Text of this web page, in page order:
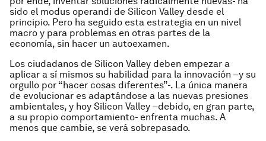
sido el modus operandi de Silicon Valley desde el
principio. Pero ha seguido esta estrategia en un nivel
macro y para problemas en otras partes de la
economía, sin hacer un autoexamen.
Los ciudadanos de Silicon Valley deben empezar a
aplicar a sí mismos su habilidad para la innovación –y su
orgullo por “hacer cosas diferentes”-. La única manera
de evolucionar es adaptándose a las nuevas presiones
ambientales, y hoy Silicon Valley –debido, en gran parte,
a su propio comportamiento- enfrenta muchas. A
menos que cambie, se verá sobrepasado.